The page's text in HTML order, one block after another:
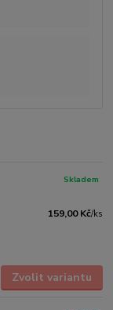
159,00 Kč/ks
Skladem
Zvolit variantu